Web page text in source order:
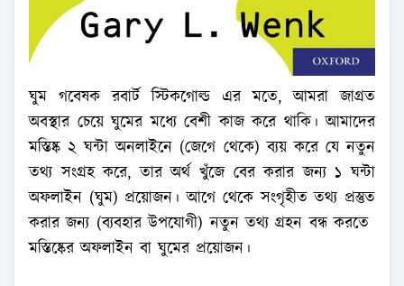
ঘুম গবেষক রবার্ট স্টিকগোল্ড এর মতে, আমরা জাগ্রত
অবস্থার চেয়ে ঘুমের মধ্যে বেশী কাজ করে থাকি। আমাদের
মস্তিষ্ক ২ ঘন্টা অনলাইনে (জেগে থেকে) ব্যয় করে যে নতুন
তথ্য সংগ্রহ করে, তার অর্থ খুঁজে বের করার জন্য ১ ঘন্টা
অফলাইন (ঘুম) প্রয়োজন। আগে থেকে সংগৃহীত তথ্য প্রস্তুত
করার জন্য (ব্যবহার উপযোগী) নতুন তথ্য গ্রহন বন্ধ করতে
মস্তিষ্কের অফলাইন বা ঘুমের প্রয়োজন।